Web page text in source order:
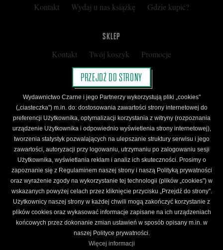
Kontakt Wydaj u nas książkę Gdzie kupić?
SKLEP
Kontakt Twój koszyk
Promocje
Kup kartę podarunkową
Nota prawna
Regulamin
Polityka prywatności
Regulamin Klubu Czarnego
Regulamin Karty Podarunkowej
ŚLEDŹ CZARNE
Facebook YouTube Instagram Newsletter
Wydawnictwo Czarne. Wszelkie prawa zastrzeżone. Projekt:Fajne Chłopaki,logo
wydawnictwa: Kamil Targosz.
Powered by
PRZEJDŹ DO STRONY
Wydawnictwo Czarne i jego Partnerzy wykorzystują pliki „cookies"
(„ciasteczka") m.in. do: dostosowania zawartości strony internetowej do
preferencji Użytkownika, optymalizacji korzystania z witryny (rozpoznania
urządzenie Użytkownika i odpowiednio wyświetlenia strony internetowej),
tworzenia statystyk pozwalających na ulepszanie struktury serwisu i jego
zawartości, autoryzacji przy logowaniu, utrzymaniu po zalogowaniu sesji
Użytkownika, wyświetlania reklam i analiz ich skuteczności. Prosimy o
zapoznanie się z Regulaminem naszej strony i naszą Polityką prywatności
oraz wyrażenie zgody na wykorzystanie tej technologii (plików „cookies") w
wskazanych powyżej celach przez kliknięcie przycisku „Przejdź do strony".
Użytkownicy naszej strony w każdej chwili mogą zakończyć korzystanie z
plików cookies oraz wykasować informacje zapisane na ich urządzeniach
końcowych przez dokonanie zmian ustawień w sposób opisany m.in. w
naszej Polityce prywatności.
Więcej informacji